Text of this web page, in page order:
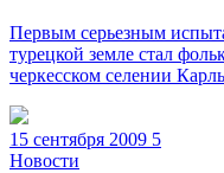
Первым серьезным
турецкой земле стал
черкесском селении
15 сентября 2009 5
Новости